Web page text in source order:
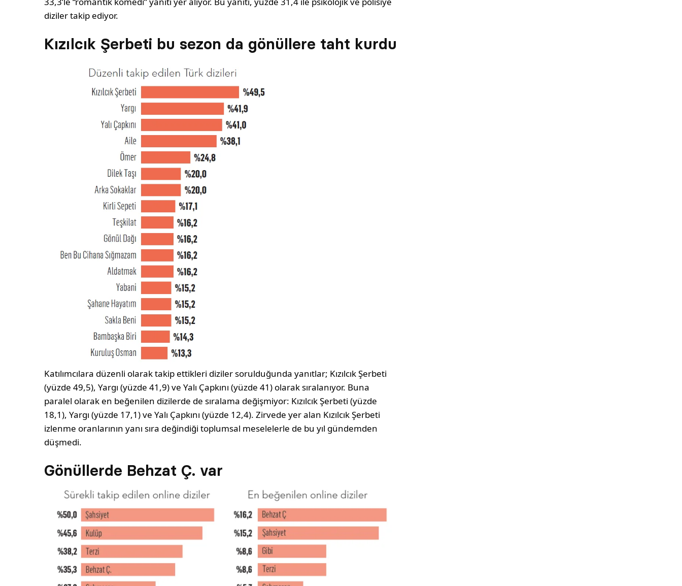
diziler takip ediyor.
Kızılcık Şerbeti bu sezon da gönüllere taht kurdu
Katılımcılara düzenli olarak takip ettikleri diziler sorulduğunda yanıtlar; Kızılcık Şerbeti
(yüzde 49,5), Yargı (yüzde 41,9) ve Yalı Çapkını (yüzde 41) olarak sıralanıyor. Buna
paralel olarak en beğenilen dizilerde de sıralama değişmiyor: Kızılcık Şerbeti (yüzde
18,1), Yargı (yüzde 17,1) ve Yalı Çapkını (yüzde 12,4). Zirvede yer alan Kızılcık Şerbeti
izlenme oranlarının yanı sıra değindiği toplumsal meselelerle de bu yıl gündemden
düşmedi.
Gönüllerde Behzat Ç. var